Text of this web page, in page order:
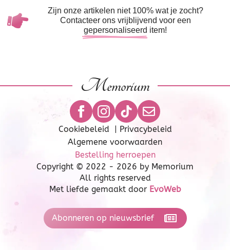
Zijn onze artikelen niet 100% wat je zocht?
Contacteer ons vrijblijvend voor een
gepersonaliseerd item!
Memorium
Cookiebeleid | Privacybeleid
Algemene voorwaarden
Bestelling herroepen
Copyright © 2022 - 2026 by Memorium
All rights reserved
Met liefde gemaakt door EvoWeb
Abonneren op nieuwsbrief